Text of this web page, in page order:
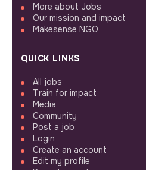
More about Jobs
Our mission and impact
Makesense NGO
QUICK LINKS
All jobs
Train for impact
Media
Community
Post a job
Login
Create an account
Edit my profile